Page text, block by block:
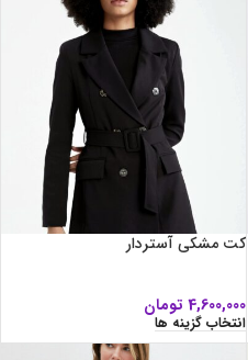
کت مشکی آستردار
4,600,000 تومان
انتخاب گزینه ها